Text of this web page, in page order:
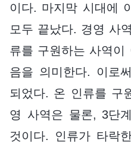
이다. 마지막 시대에
모두 끝났다. 경영 사
류를 구원하는 사역이
음을 의미한다. 이로
되었다. 온 인류를 구
영 사역은 물론, 3단
것이다. 인류가 타락